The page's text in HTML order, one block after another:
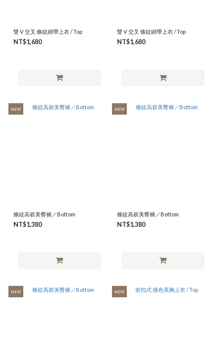
雙 V 交叉 條紋綁帶上衣 / Top
NT$1,680
雙 V 交叉 條紋綁帶上衣 / Top
NT$1,680
NEW
條紋高衩美臀褲／Bottom
NT$1,380
NEW
條紋高衩美臀褲／Bottom
NT$1,380
NEW NEW